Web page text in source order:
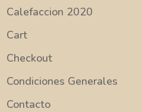
Calefaccion 2020
Cart
Checkout
Condiciones Generales
Contacto